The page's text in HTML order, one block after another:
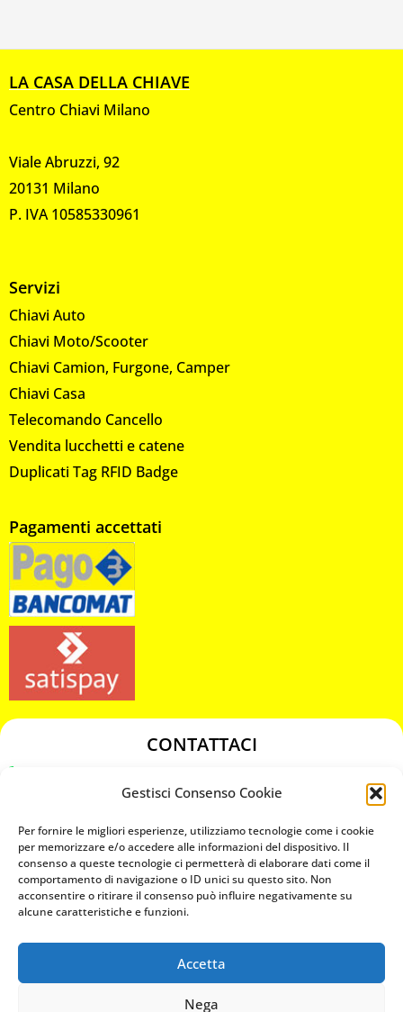
Gestisci Consenso Cookie
Per fornire le migliori esperienze, utilizziamo tecnologie come i cookie
per memorizzare e/o accedere alle informazioni del dispositivo. Il
consenso a queste tecnologie ci permetterà di elaborare dati come il
comportamento di navigazione o ID unici su questo sito. Non
acconsentire o ritirare il consenso può influire negativamente su
alcune caratteristiche e funzioni.
Accetta
Nega
LA CASA DELLA CHIAVE
Centro Chiavi Milano
Viale Abruzzi, 92
20131 Milano
P. IVA 10585330961
Servizi
Chiavi Auto
Chiavi Moto/Scooter
Chiavi Camion, Furgone, Camper
Chiavi Casa
Telecomando Cancello
Vendita lucchetti e catene
Duplicati Tag RFID Badge
Pagamenti accettati
CONTATTACI
chiavicodificate@gmail.com
Privacy Policy
Cookie Policy
MAPS